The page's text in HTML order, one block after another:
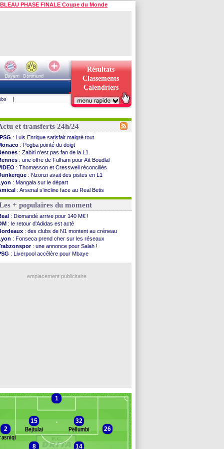
PHASE FINALE Coupe du Monde
Bayern
Dortmund
Résultats
Classements
Calendriers
|
et transferts 24h/24
PSG : Luis Enrique satisfait malgré tout
: Pogba pointé du doigt
: Zabiri n'est pas fan de la L1
: une offre de Fulham pour Aït Boudlal
: Thomasson et Cresswell réconciliés
: Nzonzi avait des pistes en L1
: Mangala sur le départ
: Arsenal s'incline face au Real Betis
: lourde défaite pour le PSG
City: Maresca flou pour Reijnders
: Fenerbahçe prend une belle option
Diriyah: Mbemba arrive libre (officiel)
: le plan d'Alvarez à son retour
: premier succès pour Brest
: le joli but de Greenwood avec le Fener !
2030: une promesse d'Infantino au Maroc ...
: la compo pour le premier match amical
: l'OM domine Al-Shahaniya
+ populaires du moment
: Diomandé arrive pour 140 M€ !
: le retour d'Adidas est acté
: des clubs de N1 montent au créneau
: Fonseca prend cher sur les réseaux
: une annonce pour Salah !
: Liverpool accélère pour Mbaye
emplacement publicitaire
1
15
Bejtulai
32
Pëllumbi
2
26
8
14